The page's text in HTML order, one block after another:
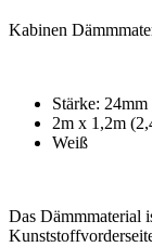
Kabinen
Stärke: 24mm
2m x 1,2m
Weiß
Das Dämmmaterial